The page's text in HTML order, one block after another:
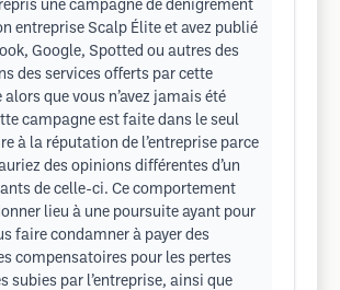
une campagne de dénigrement
entreprise Scalp Élite et avez publié
Google, Spotted ou autres des
des services offerts par cette
alors que vous n’avez jamais été
campagne est faite dans le seul
à la réputation de l’entreprise parce
des opinions différentes d’un
de celle-ci. Ce comportement
lieu à une poursuite ayant pour
faire condamner à payer des
compensatoires pour les pertes
subies par l’entreprise, ainsi que